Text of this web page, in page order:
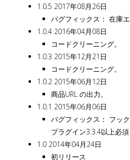
1.0.5 2017年08月26日
バグフィックス： 在庫エ
1.0.4 2016年04月08日
コードクリーニング。
1.0.3 2015年12月21日
コードクリーニング。
1.0.2 2015年06月12日
商品URL の出力。
1.0.1 2015年06月06日
バグフィックス： フッ
プラグイン3.3.4以上必須
1.0 2014年04月24日
初リリース